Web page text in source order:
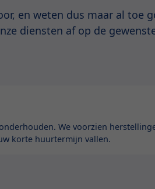
en weten dus maar al toe
diensten af op de
We voorzien
korte huurtermijn vallen.